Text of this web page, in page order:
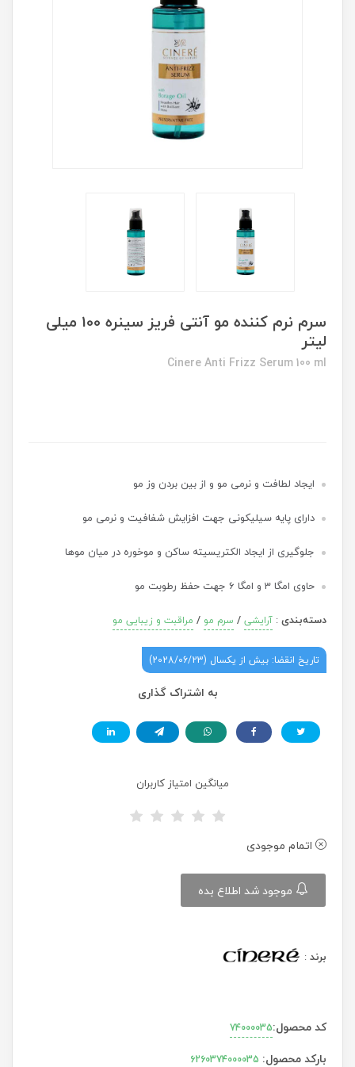
سرم نرم کننده مو آنتی فریز سینره 100 میلی
لیتر
Cinere Anti Frizz Serum 100 ml
ایجاد لطافت و نرمی مو و از بین بردن وز مو
دارای پایه سیلیکونی جهت افزایش شفافیت و نرمی مو
جلوگیری از ایجاد الکتریسیته ساکن و موخوره در میان موها
حاوی امگا 3 و امگا 6 جهت حفظ رطوبت مو
دسته‌بندی: آرایشی/ سرم مو / مراقبت و زیبایی مو
تاریخ انقضا: بیش از یکسال (2028/06/23)
به اشتراک گذاری
میانگین امتیاز کاربران
اتمام موجودی
موجود شد اطلاع بده
برند:
کد محصول:74000035
بارکد محصول: 6260374000035